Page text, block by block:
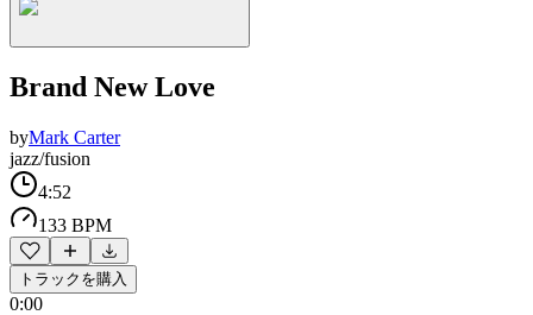
Brand New Love
byMark Carter
jazz/fusion
4:52
133 BPM
トラックを購入
0:00